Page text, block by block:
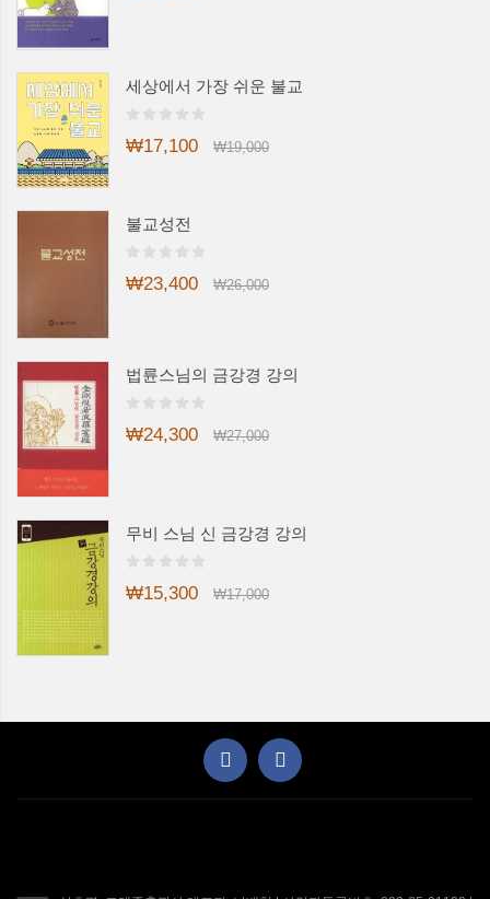
세상에서 가장 쉬운 불교
₩17,100 ₩19,000
불교성전
₩23,400 ₩26,000
법륜스님의 금강경 강의
₩24,300 ₩27,000
무비 스님 신 금강경 강의
₩15,300 ₩17,000